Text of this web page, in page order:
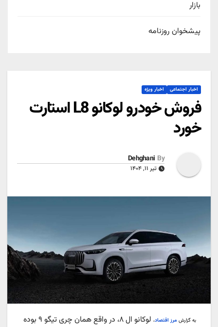
بازار
پیشخوان روزنامه
اخبار اجتماعی اخبار ویژه
فروش خودرو لوکانو L8 استارت
خورد
By
Dehghani
تیر ۱۱, ۱۴۰۴
به گزارش مرز اقتصاد،
لوکانو ال ۸، در واقع همان چری تیگو ۹ بوده